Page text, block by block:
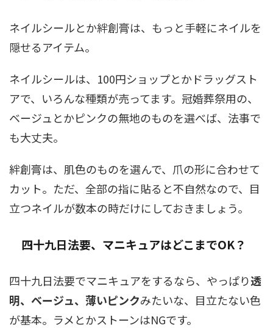
ネイルシールとか絆創膏は、もっと手軽にネイルを
隠せるアイテム。
ネイルシールは、100円ショップとかドラッグスト
アで、いろんな種類が売ってます。冠婚葬祭用の、
ベージュとかピンクの無地のものを選べば、法事で
も大丈夫。
絆創膏は、肌色のものを選んで、爪の形に合わせて
カット。ただ、全部の指に貼ると不自然なので、目
立つネイルが数本の時だけにしておきましょう。
四十九日法要、マニキュアはどこまでOK？
四十九日法要でマニキュアをするなら、やっぱり透
明、ベージュ、薄いピンクみたいな、目立たない色
が基本。ラメとかストーンはNGです。